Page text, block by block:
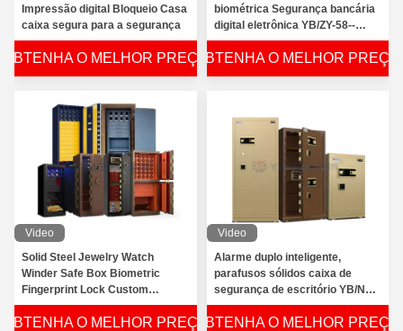
Impressão digital Bloqueio Casa
caixa segura para a segurança
OBTENHA O MELHOR PREÇO
biométrica Segurança bancária
digital eletrônica YB/ZY-58--
-180D
OBTENHA O MELHOR PREÇO
Video
Solid Steel Jewelry Watch
Winder Safe Box Biometric
Fingerprint Lock Custom
Jewelry Safe
OBTENHA O MELHOR PREÇO
Video
Alarme duplo inteligente,
parafusos sólidos caixa de
segurança de escritório YB/N7-
25#---150D#
OBTENHA O MELHOR PREÇO